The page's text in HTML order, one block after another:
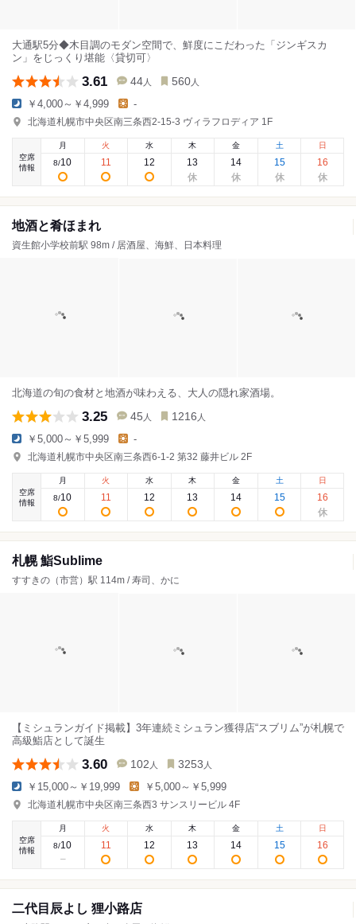
大通駅5分◆木目調のモダン空間で、鮮度にこだわった「ジンギスカ
ン」をじっくり堪能〈貸切可〉
3.61 44 人 560 人
￥4,000～￥4,999 -
北海道札幌市中央区南三条西2-15-3 ヴィラフロディア 1F
空席
情報
月
8/10
火
11
水
12
木
13
金
14
土
15
日
16
地酒と肴ほまれ
資生館小学校前駅 98m / 居酒屋、海鮮、日本料理
北海道の旬の食材と地酒が味わえる、大人の隠れ家酒場。
3.25 45 人 1216 人
￥5,000～￥5,999 -
北海道札幌市中央区南三条西6-1-2 第32 藤井ビル 2F
空席
情報
月
8/10
火
11
水
12
木
13
金
14
土
15
日
16
札幌 鮨Sublime
すすきの（市営）駅 114m / 寿司、かに
【ミシュランガイド掲載】3年連続ミシュラン獲得店“スブリム”が札幌で
高級鮨店として誕生
3.60 102 人 3253 人
￥15,000～￥19,999 ￥5,000～￥5,999
北海道札幌市中央区南三条西3 サンスリービル 4F
空席
情報
月
8/10
火
11
水
12
木
13
金
14
土
15
日
16
二代目辰よし 狸小路店